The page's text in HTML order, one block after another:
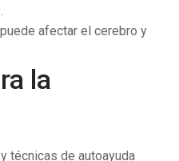
afectar el cerebro y
la
técnicas de autoayuda